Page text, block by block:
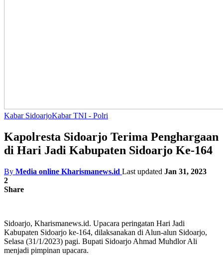
Kabar SidoarjoKabar TNI - Polri
Kapolresta Sidoarjo Terima Penghargaan
di Hari Jadi Kabupaten Sidoarjo Ke-164
By Media online Kharismanews.id Last updated Jan 31, 2023
2
Share
Sidoarjo, Kharismanews.id. Upacara peringatan Hari Jadi
Kabupaten Sidoarjo ke-164, dilaksanakan di Alun-alun Sidoarjo,
Selasa (31/1/2023) pagi. Bupati Sidoarjo Ahmad Muhdlor Ali
menjadi pimpinan upacara.